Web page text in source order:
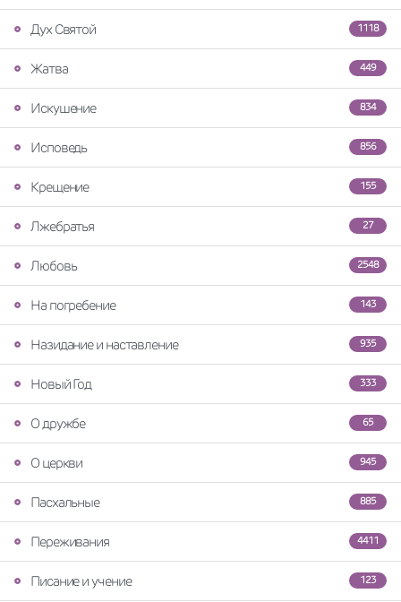
1118
Дух Святой
449
Жатва
834
Искушение
856
Исповедь
155
Крещение
27
Лжебратья
2548
Любовь
143
На погребение
935
Назидание и наставление
333
Новый Год
65
О дружбе
945
О церкви
885
Пасхальные
4411
Переживания
123
Писание и учение